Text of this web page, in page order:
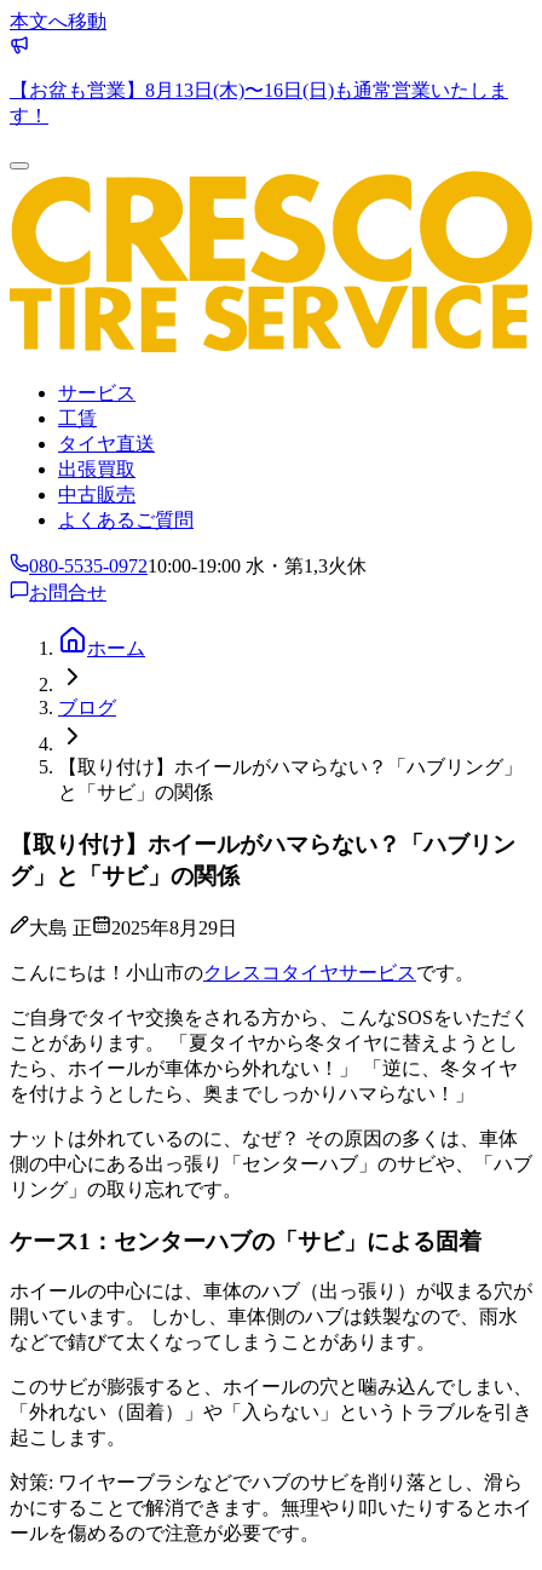
本文へ移動
【お盆も営業】8月13日(木)〜16日(日)も通常営業いたしま
す！
サービス
工賃
タイヤ直送
出張買取
中古販売
よくあるご質問
080-5535-097210:00-19:00 水・第1,3火休
お問合せ
ホーム
ブログ
【取り付け】ホイールがハマらない？「ハブリング」
と「サビ」の関係
【取り付け】ホイールがハマらない？「ハブリン
グ」と「サビ」の関係
大島 正 2025年8月29日
こんにちは！小山市のクレスコタイヤサービスです。
ご自身でタイヤ交換をされる方から、こんなSOSをいただく
ことがあります。 「夏タイヤから冬タイヤに替えようとし
たら、ホイールが車体から外れない！」 「逆に、冬タイヤ
を付けようとしたら、奥までしっかりハマらない！」
ナットは外れているのに、なぜ？ その原因の多くは、車体
側の中心にある出っ張り「センターハブ」のサビや、「ハブ
リング」の取り忘れです。
ケース1：センターハブの「サビ」による固着
ホイールの中心には、車体のハブ（出っ張り）が収まる穴が
開いています。 しかし、車体側のハブは鉄製なので、雨水
などで錆びて太くなってしまうことがあります。
このサビが膨張すると、ホイールの穴と噛み込んでしまい、
「外れない（固着）」や「入らない」というトラブルを引き
起こします。
対策: ワイヤーブラシなどでハブのサビを削り落とし、滑ら
かにすることで解消できます。無理やり叩いたりするとホイ
ールを傷めるので注意が必要です。